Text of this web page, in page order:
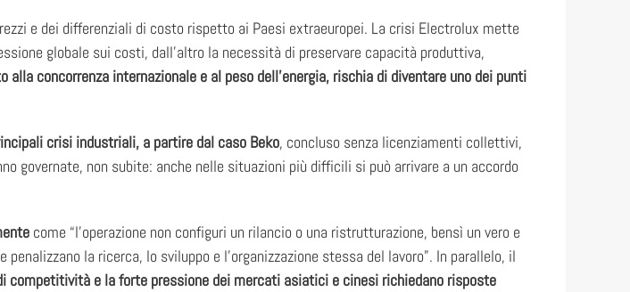
e dei differenziali di costo rispetto ai Paesi extraeuropei. La crisi Electrolux mette
globale sui costi, dall’altro la necessità di preservare capacità produttiva,
concorrenza internazionale e al peso dell’energia, rischia di diventare uno dei punti
crisi industriali, a partire dal caso Beko, concluso senza licenziamenti collettivi,
governate, non subite: anche nelle situazioni più difficili si può arrivare a un accordo
come “l’operazione non configuri un rilancio o una ristrutturazione, bensì un vero e
la ricerca, lo sviluppo e l’organizzazione stessa del lavoro”. In parallelo, il
competitività e la forte pressione dei mercati asiatici e cinesi richiedano risposte